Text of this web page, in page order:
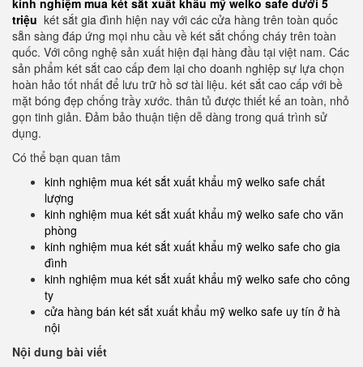
kinh nghiệm mua két sắt xuất khẩu mỹ welko safe dưới 5
triệu két sắt gia đình hiện nay với các cửa hàng trên toàn quốc
sẵn sàng đáp ứng mọi nhu cầu về két sắt chống cháy trên toàn
quốc. Với công nghệ sản xuất hiện đại hàng đầu tại việt nam. Các
sản phẩm két sắt cao cấp đem lại cho doanh nghiệp sự lựa chọn
hoàn hảo tốt nhất để lưu trữ hồ sơ tài liệu. két sắt cao cấp với bề
mặt bóng đẹp chống trầy xước. thân tủ được thiết kế an toàn, nhỏ
gọn tinh giản. Đảm bảo thuận tiện dễ dàng trong quá trình sử
dụng.
Có thể bạn quan tâm
kinh nghiệm mua két sắt xuất khẩu mỹ welko safe chất
lượng
kinh nghiệm mua két sắt xuất khẩu mỹ welko safe cho văn
phòng
kinh nghiệm mua két sắt xuất khẩu mỹ welko safe cho gia
đình
kinh nghiệm mua két sắt xuất khẩu mỹ welko safe cho công
ty
cửa hàng bán két sắt xuất khẩu mỹ welko safe uy tín ở hà
nội
Nội dung bài viết